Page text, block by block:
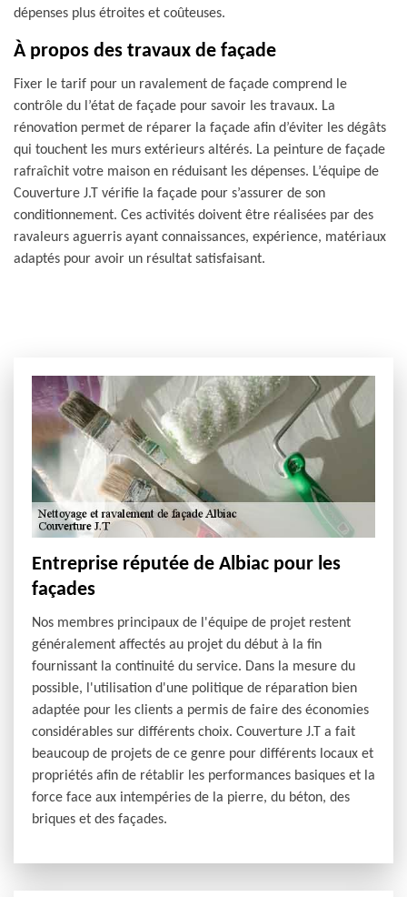
dépenses plus étroites et coûteuses.
À propos des travaux de façade
Fixer le tarif pour un ravalement de façade comprend le
contrôle du l’état de façade pour savoir les travaux. La
rénovation permet de réparer la façade afin d’éviter les dégâts
qui touchent les murs extérieurs altérés. La peinture de façade
rafraîchit votre maison en réduisant les dépenses. L’équipe de
Couverture J.T vérifie la façade pour s’assurer de son
conditionnement. Ces activités doivent être réalisées par des
ravaleurs aguerris ayant connaissances, expérience, matériaux
adaptés pour avoir un résultat satisfaisant.
Entreprise réputée de Albiac pour les
façades
Nos membres principaux de l'équipe de projet restent
généralement affectés au projet du début à la fin
fournissant la continuité du service. Dans la mesure du
possible, l'utilisation d'une politique de réparation bien
adaptée pour les clients a permis de faire des économies
considérables sur différents choix. Couverture J.T a fait
beaucoup de projets de ce genre pour différents locaux et
propriétés afin de rétablir les performances basiques et la
force face aux intempéries de la pierre, du béton, des
briques et des façades.